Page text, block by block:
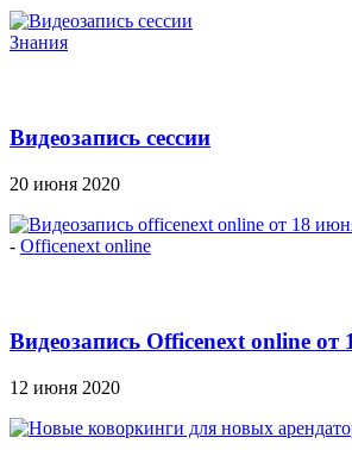
Знания
Видеозапись сессии
20 июня 2020
- Officenext online
Видеозапись Officenext online от
12 июня 2020